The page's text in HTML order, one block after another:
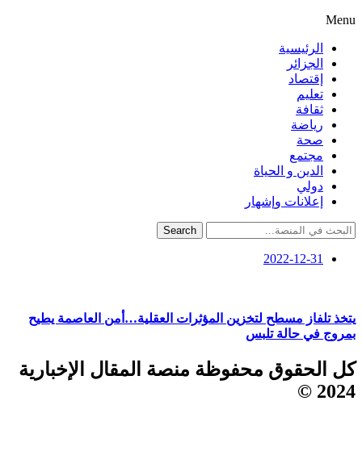
Menu
الرئيسية
الجزائر
إقتصاد
تعليم
ثقافة
رياضة
صحة
مجتمع
الدين و الحياة
دولي
إعلانات وإشهار
Search
2022-12-31
يتخذ تلفاز مسطح لتخزين المؤثرات العقلية…أمن العاصمة يطيح
بمروج في حالة تلبس
كل الحقوق محفوظة منصة المقال الإخبارية
2024 ©